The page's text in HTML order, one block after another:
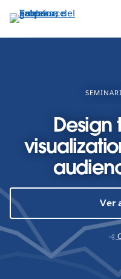
contenido
Design
Ver